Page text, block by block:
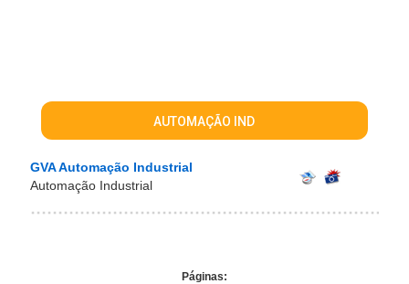
AUTOMAÇÃO IND
GVA Automação Industrial
Automação Industrial
Páginas: